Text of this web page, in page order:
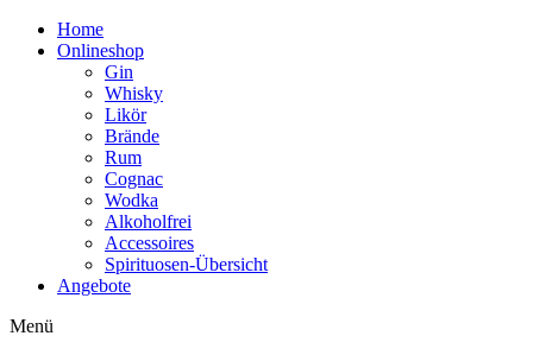
Home
Onlineshop
Gin
Whisky
Likör
Brände
Rum
Cognac
Wodka
Alkoholfrei
Accessoires
Spirituosen-Übersicht
Angebote
Menü